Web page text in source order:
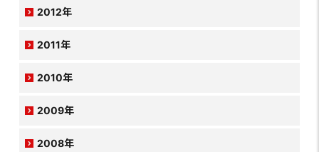
2012年
2011年
2010年
2009年
2008年